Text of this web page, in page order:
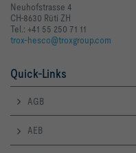
Neuhofstrasse 4
CH-8630 Rüti ZH
Tel.: +41 55 250 71 11
trox-hesco@troxgroup.com
Quick-Links
AGB
AEB